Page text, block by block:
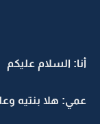
أنا: السلام عليكم
عمي: هلا بنتيه